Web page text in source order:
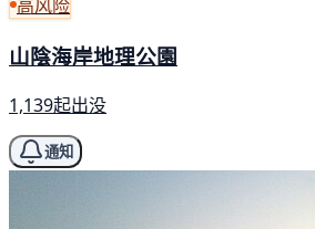
高风险
山陰海岸地理公園
1,139起出没
通知